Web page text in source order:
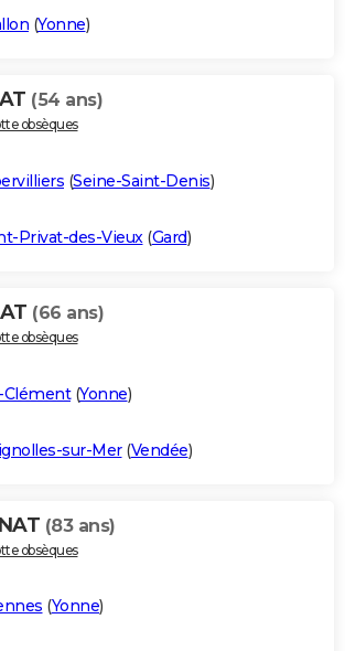
(Yonne)
(54 ans)
obsèques
(Seine-Saint-Denis)
Privat-des-Vieux(Gard)
(66 ans)
obsèques
Clément(Yonne)
sur-Mer(Vendée)
(83 ans)
obsèques
(Yonne)